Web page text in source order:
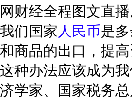
财经全程图文直
们国家 人民币是
商品的出口，提
种办法应该成为
学家、国家税务